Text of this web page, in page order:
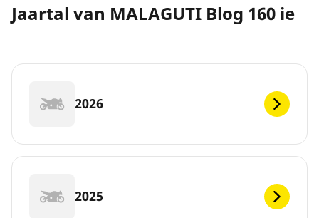
Jaartal van MALAGUTI Blog 160 ie
2026
2025